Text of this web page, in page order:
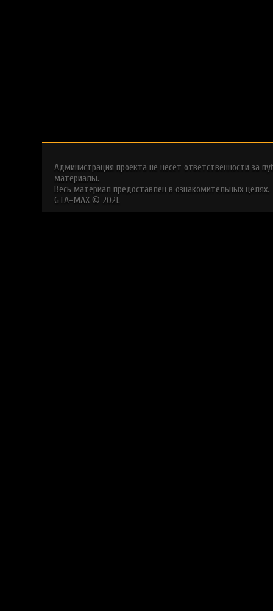
Администрация проекта не несет ответственности за
материалы.
Весь материал предоставлен в ознакомительных целях.
GTA-MAX © 2021.